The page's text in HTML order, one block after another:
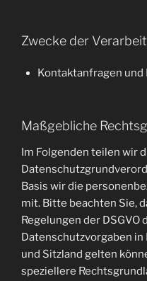
Zwecke der
Kontaktanfragen
Maßgebliche
Im Folgenden teilen wir
Basis wir die
mit. Bitte beachten Sie,
Regelungen der DSGVO
Datenschutzvorgaben in
und Sitzland gelten
speziellere